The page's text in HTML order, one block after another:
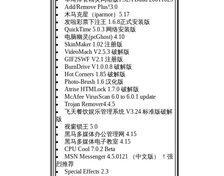
Add/Remove Plus!3.0
木马克星（iparmor）5.17
发啦彩票下注王 1.6.8正式安装版
QuickTime 5.0.3 网络安装版
电脑幽灵(pcGhost) 4.10
SkinMaker 1.02 注册版
VideoMach V2.5.3 破解版
GIF2SWF V2.1 注册版
BurnDrive V1.0.0.8 破解版
Hot Corners 1.85 破解版
Photo-Brush 1.6 汉化版
Atrise HTMLock 1.7.0 破解版
McAfee VirusScan 6.0 to 6.0.1 update
Trojan Remover4.4.5
飞天餐饮娱乐管理系统 V3.24 标准版破解
版
视窗锁王 5.0
黑马多媒体办公管理网 4.15
黑马多媒体电子教室 4.15
CPU Cool 7.0.2 Beta
MSN Messenger 4.5.0121 （中文版） ！强
烈推荐
Special Effects 2.3